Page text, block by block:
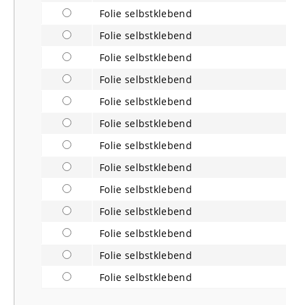
Folie selbstklebend
Folie selbstklebend
Folie selbstklebend
Folie selbstklebend
Folie selbstklebend
Folie selbstklebend
Folie selbstklebend
Folie selbstklebend
Folie selbstklebend
Folie selbstklebend
Folie selbstklebend
Folie selbstklebend
Folie selbstklebend